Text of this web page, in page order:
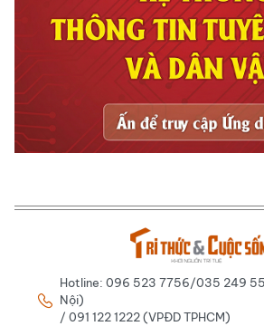
Hotline: 096 523 7756/035 249
Nội)
/ 091 122 1222 (VPĐD TPHCM)